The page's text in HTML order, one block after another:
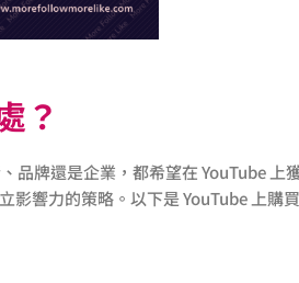
？
品牌還是企業，都希望在 YouTube 上
影響力的策略。以下是 YouTube 上購